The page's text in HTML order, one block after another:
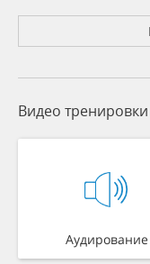
Видео тренировки
Аудирование